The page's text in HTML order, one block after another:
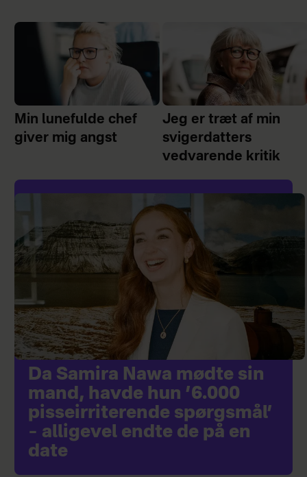
Min lunefulde chef
giver mig angst
Jeg er træt af min
svigerdatters
vedvarende kritik
Da Samira Nawa mødte sin
mand, havde hun ’6.000
pisseirriterende spørgsmål’
– alligevel endte de på en
date